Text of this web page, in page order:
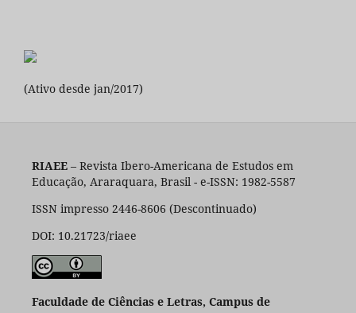
(Ativo desde jan/2017)
RIAEE– Revista Ibero-Americana de Estudos em
Educação, Araraquara, Brasil - e-ISSN: 1982-5587
ISSN impresso 2446-8606 (Descontinuado)
DOI: 10.21723/riaee
Faculdade de Ciências e Letras, Campus de